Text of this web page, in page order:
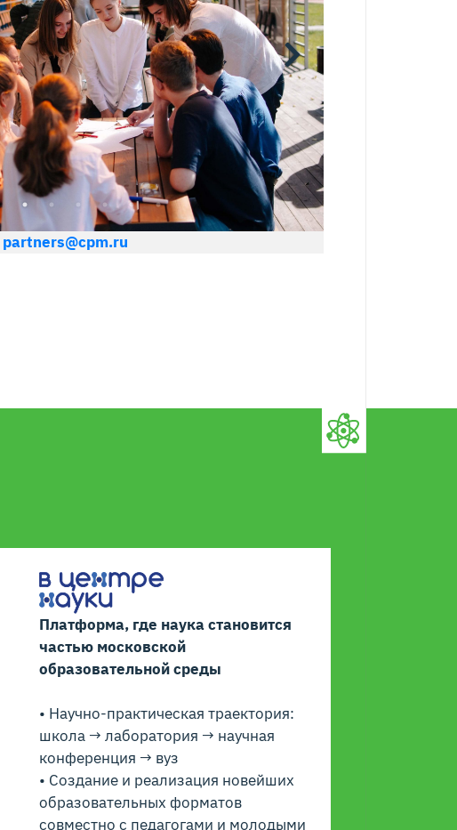
partners@cpm.ru
Платформа, где наука становится
частью московской
образовательной среды
• Научно-практическая траектория:
школа → лаборатория → научная
конференция → вуз
• Создание и реализация новейших
образовательных форматов
совместно с педагогами и молодыми